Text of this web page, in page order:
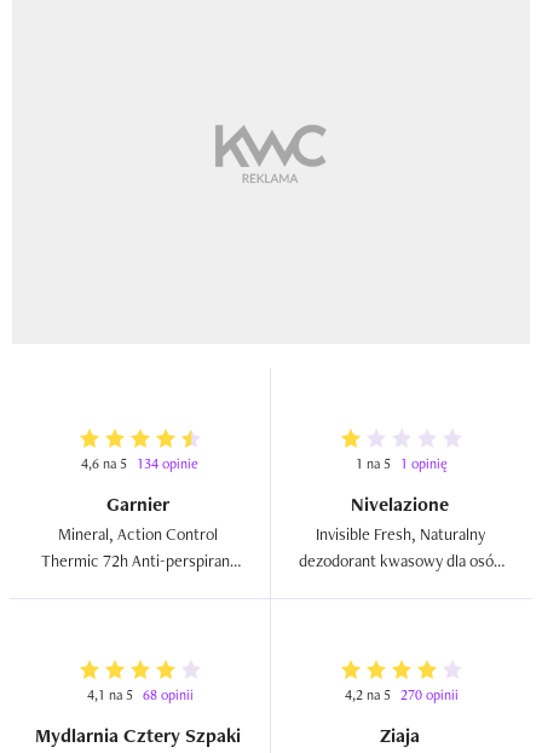
4,6 na 5 134 opinie
Garnier
Mineral, Action Control
Thermic 72h Anti-perspirant
1 na 5 1 opinię
Nivelazione
Invisible Fresh, Naturalny
dezodorant kwasowy dla osób
4,1 na 5 68 opinii
Mydlarnia Cztery Szpaki
4,2 na 5 270 opinii
Ziaja